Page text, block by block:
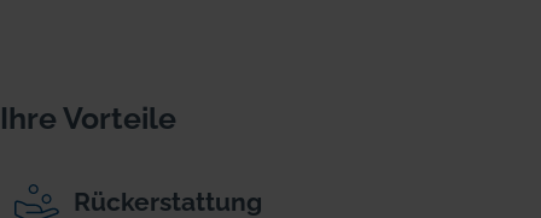
Ihre Vorteile
Rückerstattung